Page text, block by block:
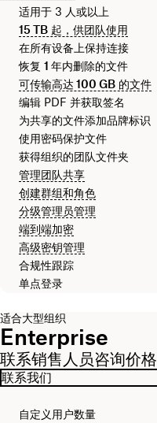
适用于 3 人或以上
15 TB 起，供团队使用
在所有设备上保持连接
恢复 1 年内删除的文件
可传输高达100 GB 的文件
编辑 PDF 并获取签名
为共享的文件添加品牌标识
使用密码保护文件
获得组织的团队文件夹
管理团队共享
创建群组和角色
分级管理员管理
端到端加密
高级密钥管理
合规性跟踪
单点登录
适合大型组织
Enterprise
联系销售人员咨询价格
联系我们
自定义用户数量